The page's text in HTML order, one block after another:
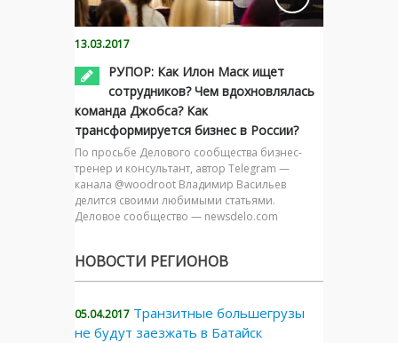
13.03.2017
РУПОР: Как Илон Маск ищет
сотрудников? Чем вдохновлялась
команда Джобса? Как
трансформируется бизнес в России?
По просьбе Делового сообщества бизнес-
тренер и консультант, автор Telegram —
канала @woodroot Владимир Васильев
делится своими любимыми статьями.
Деловое сообщество — newsdelo.com
НОВОСТИ РЕГИОНОВ
05.04.2017 Транзитные большегрузы
не будут заезжать в Батайск